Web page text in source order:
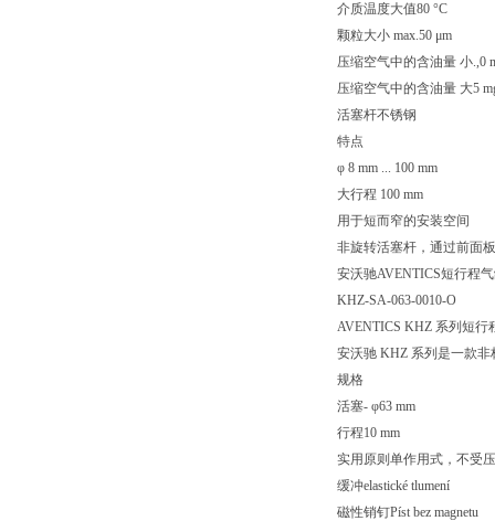
介质温度大值80 °C
颗粒大小 max.50 μm
压缩空气中的含油量 小.,0
压缩空气中的含油量 大5
活塞杆不锈钢
特点
φ 8 mm ... 100 mm
大行程 100 mm
用于短而窄的安装空间
非旋转活塞杆，通过前面
安沃驰AVENTICS短行程
KHZ-SA-063-0010-O
AVENTICS KHZ 系列短行
安沃驰 KHZ 系列是一款
规格
活塞- φ63 mm
行程10 mm
实用原则单作用式，不受
缓冲elastické tlumení
磁性销钉Píst bez magnetu